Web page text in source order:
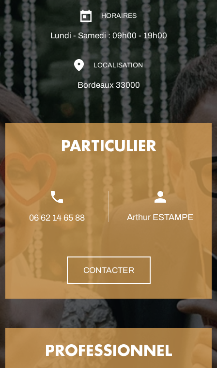
HORAIRES
Lundi - Samedi : 09h00 - 19h00
LOCALISATION
Bordeaux 33000
PARTICULIER
06 62 14 65 88 Arthur ESTAMPE
CONTACTER
PROFESSIONNEL